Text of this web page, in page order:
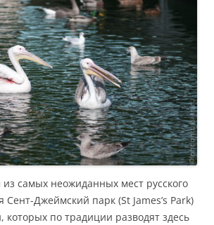
самых неожиданных мест русского
Сент-Джеймский парк (St James’s Park)
которых по традиции разводят здесь